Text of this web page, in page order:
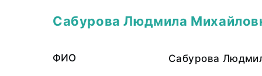
Сабурова Людмила
ФИО Сабурова